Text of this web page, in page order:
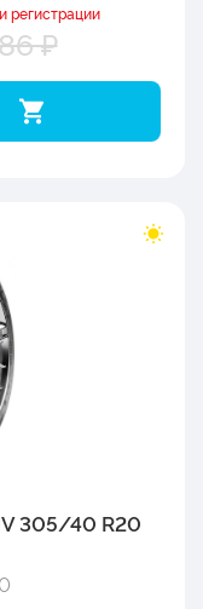
регистрации
₽
305/40 R20